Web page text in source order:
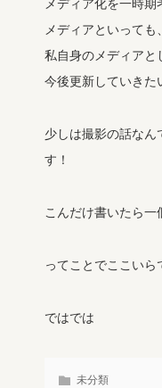
メディア化を一時期
メディアといっても
私自身のメディアと
今後更新していきた
少しは撮影の話なん
す！
こんだけ書いたら一
ってことでここいら
ではでは
未分類